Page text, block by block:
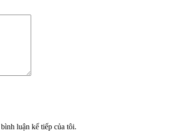
luận kế tiếp của tôi.